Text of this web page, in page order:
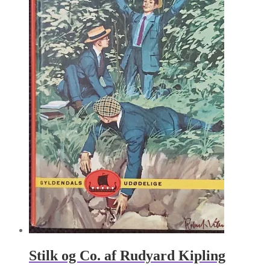
Stilk og Co. af Rudyard Kipling